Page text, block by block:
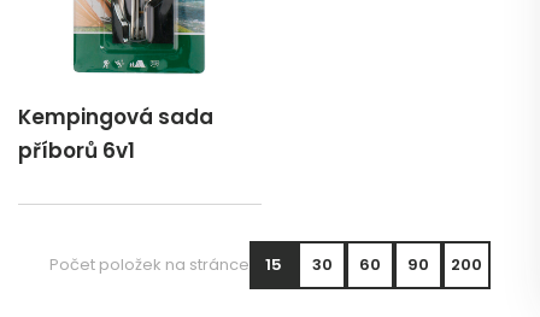
Kempingová sada
příborů 6v1
Počet položek na stránce 15 30 60 90 200